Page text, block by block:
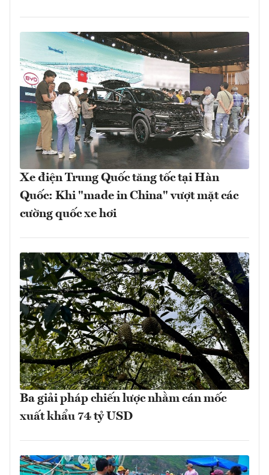
Xe điện Trung Quốc tăng tốc tại Hàn
Quốc: Khi "made in China" vượt mặt các
cường quốc xe hơi
Ba giải pháp chiến lược nhằm cán mốc
xuất khẩu 74 tỷ USD